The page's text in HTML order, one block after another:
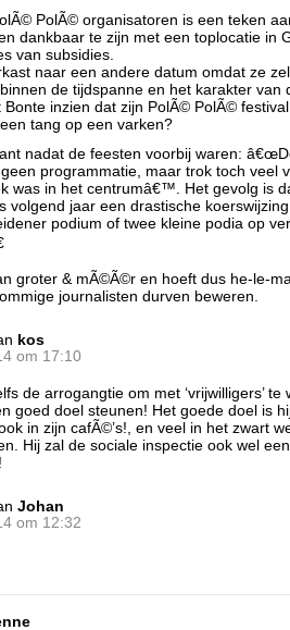
PolÃ© organisatoren is een teken
dankbaar te zijn met een toplocatie in
van subsidies.
naar een andere datum omdat ze
de tijdspanne en het karakter van
inzien dat zijn PolÃ© PolÃ©
tang op een varken?
nadat de feesten voorbij waren:
programmatie, maar trok toch veel
was in het centrumâ€™. Het gevolg is
volgend jaar een drastische
podium of twee kleine podia op
groter & mÃ©Ã©r en hoeft dus he-le-
journalisten durven beweren.
kos
om 17:10
de arrogangtie om met ‘vrijwilligers’ te
goed doel steunen! Het goede doel is
in zijn cafÃ©’s!, en veel in het zwart
Hij zal de sociale inspectie ook wel
Johan
om 12:32